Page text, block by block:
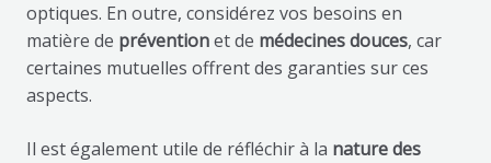
optiques. En outre, considérez vos besoins en
matière de préventionet de médecines douces, car
certaines mutuelles offrent des garanties sur ces
aspects.
Il est également utile de réfléchir à la nature des